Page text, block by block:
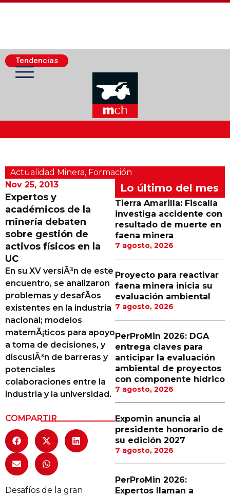
Tendencias
Actualidad Minera
Minería Superficie
Minerí­a Subterránea
Proveedores
Canal Digital
Columnas de Opinión
Designaciones
Calendario de Eventos
Revistas Digital
Siguenos
Actualidad Minera, Formación
Nov 25, 2013
Expertos y
académicos de la
minería debaten
sobre gestión de
activos físicos en la
UC
En su XV versiÃ³n de este
encuentro, se analizaron
problemas y desafÃ­os
existentes en la industria
nacional; modelos
matemÃ¡ticos para apoyo
a toma de decisiones, y
discusiÃ³n de barreras y
potenciales
colaboraciones entre la
industria y la universidad.
COMPARTIR
Desafíos de la gran
Lo último del mes
Tierra Amarilla: Fiscalía
investiga accidente con
resultado de muerte en
faena minera
7 agosto, 2026
Proyecto para reactivar
faena minera inicia su
evaluación ambiental
7 agosto, 2026
PerProMin 2026: DGA
entrega claves para
anticipar la evaluación
ambiental de proyectos
con componente hídrico
7 agosto, 2026
Expomin anuncia al
presidente honorario de
su edición 2027
7 agosto, 2026
PerProMin 2026:
Expertos llaman a